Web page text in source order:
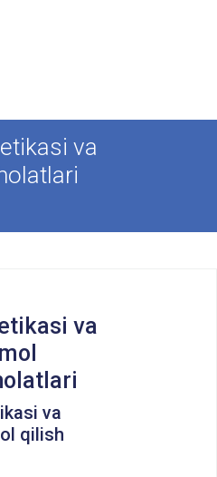
va
va
va
qilish